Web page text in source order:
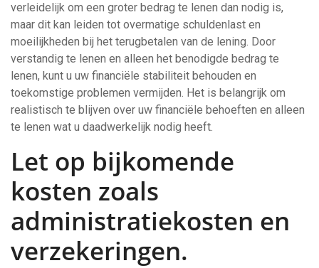
verleidelijk om een groter bedrag te lenen dan nodig is,
maar dit kan leiden tot overmatige schuldenlast en
moeilijkheden bij het terugbetalen van de lening. Door
verstandig te lenen en alleen het benodigde bedrag te
lenen, kunt u uw financiële stabiliteit behouden en
toekomstige problemen vermijden. Het is belangrijk om
realistisch te blijven over uw financiële behoeften en alleen
te lenen wat u daadwerkelijk nodig heeft.
Let op bijkomende
kosten zoals
administratiekosten en
verzekeringen.